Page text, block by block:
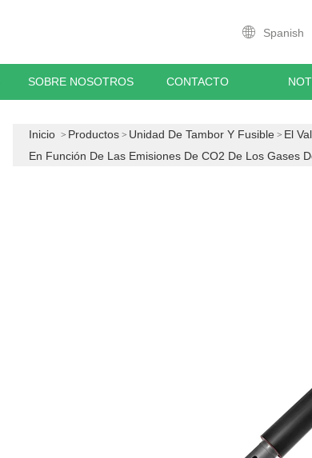
Spanish
SOBRE NOSOTROS CONTACTO
Inicio Productos Unidad De Tambor Y Fusible
El
En Función De Las Emisiones De CO2 De Los Gases